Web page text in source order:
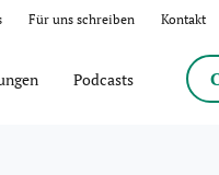
Für uns schreiben Kontakt
Podcasts